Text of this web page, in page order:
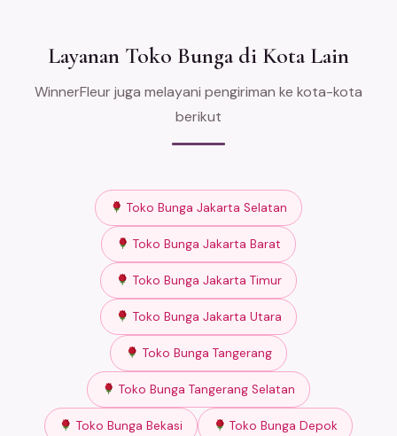
Layanan Toko Bunga di Kota Lain
WinnerFleur juga melayani pengiriman ke kota-kota
berikut
Toko Bunga Jakarta Selatan
Toko Bunga Jakarta Barat
Toko Bunga Jakarta Timur
Toko Bunga Jakarta Utara
Toko Bunga Tangerang
Toko Bunga Tangerang Selatan
Toko Bunga Bekasi Toko Bunga Depok